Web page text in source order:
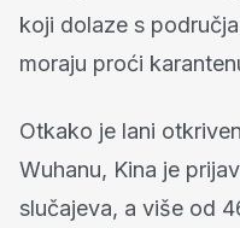
koji dolaze s
moraju proći
Otkako je lani
Wuhanu, Kina je
slučajeva, a više od